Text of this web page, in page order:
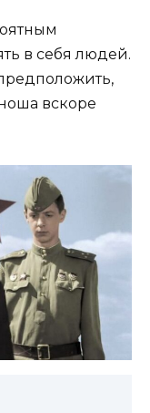
в себя людей.
вскоре